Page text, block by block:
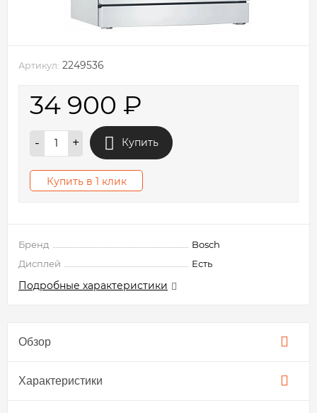
Артикул: 2249536
34 900 ₽
- + Купить
Купить в 1 клик
Бренд
Bosch
Дисплей
Есть
Подробные характеристики
Обзор
Характеристики